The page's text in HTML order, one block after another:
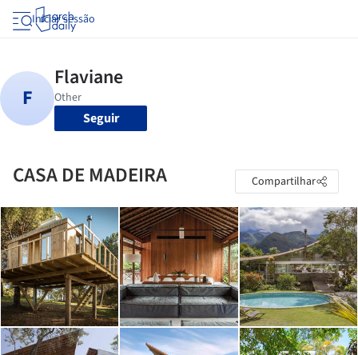
Iniciar sessão
Seguir
CASA DE MADEIRA Compartilhar